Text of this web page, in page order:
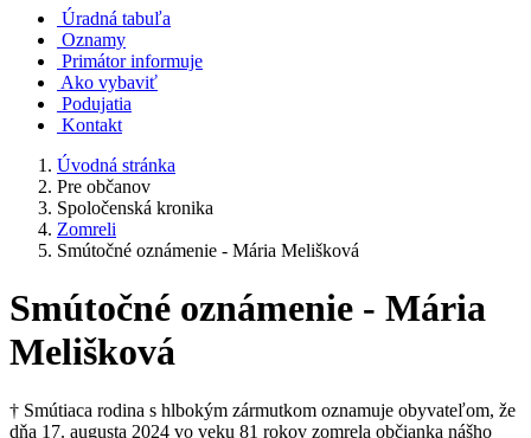
Úradná tabuľa
Oznamy
Primátor informuje
Ako vybaviť
Podujatia
Kontakt
Úvodná stránka
Pre občanov
Spoločenská kronika
Zomreli
Smútočné oznámenie - Mária Melišková
Smútočné oznámenie - Mária
Melišková
† Smútiaca rodina s hlbokým zármutkom oznamuje obyvateľom, že
dňa 17. augusta 2024 vo veku 81 rokov zomrela občianka nášho